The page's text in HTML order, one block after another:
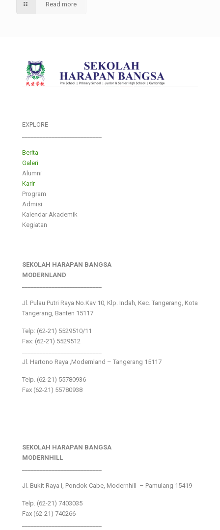
Read more
EXPLORE
Berita
Galeri
Alumni
Karir
Program
Admisi
Kalendar Akademik
Kegiatan
SEKOLAH HARAPAN BANGSA
MODERNLAND
Jl. Pulau Putri Raya No.Kav 10, Klp. Indah, Kec. Tangerang, Kota
Tangerang, Banten 15117
Telp: (62-21) 5529510/11
Fax: (62-21) 5529512
Jl. Hartono Raya ,Modernland – Tangerang 15117
Telp. (62-21) 55780936
Fax (62-21) 55780938
SEKOLAH HARAPAN BANGSA
MODERNHILL
Jl. Bukit Raya I, Pondok Cabe, Modernhill – Pamulang 15419
Telp. (62-21) 7403035
Fax (62-21) 740266